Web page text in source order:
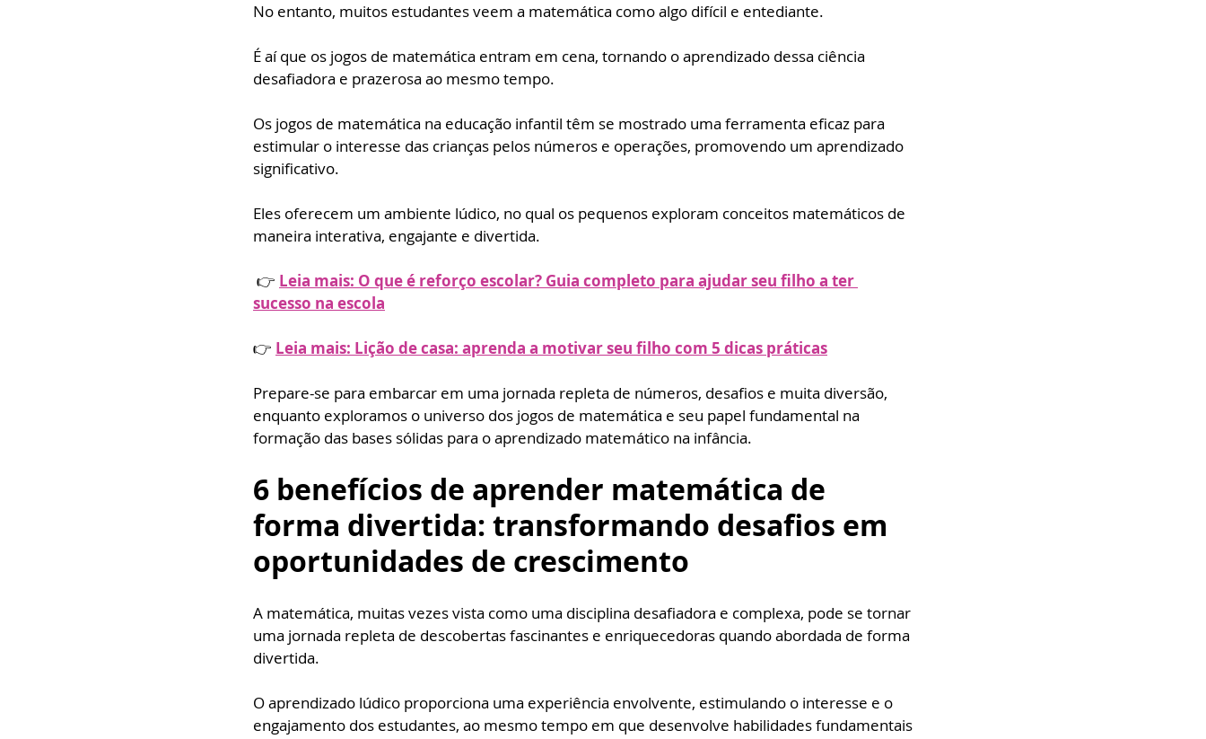
No entanto, muitos estudantes veem a matemática como algo difícil e entediante.
É aí que os jogos de matemática entram em cena, tornando o aprendizado dessa ciência
desafiadora e prazerosa ao mesmo tempo.
Os jogos de matemática na educação infantil têm se mostrado uma ferramenta eficaz para
estimular o interesse das crianças pelos números e operações, promovendo um aprendizado
significativo.
Eles oferecem um ambiente lúdico, no qual os pequenos exploram conceitos matemáticos de
maneira interativa, engajante e divertida.
👉 Leia mais: O que é reforço escolar? Guia completo para ajudar seu filho a ter
sucesso na escola
👉 Leia mais: Lição de casa: aprenda a motivar seu filho com 5 dicas práticas
Prepare-se para embarcar em uma jornada repleta de números, desafios e muita diversão,
enquanto exploramos o universo dos jogos de matemática e seu papel fundamental na
formação das bases sólidas para o aprendizado matemático na infância.
6 benefícios de aprender matemática de
forma divertida: transformando desafios em
oportunidades de crescimento
A matemática, muitas vezes vista como uma disciplina desafiadora e complexa, pode se tornar
uma jornada repleta de descobertas fascinantes e enriquecedoras quando abordada de forma
divertida.
O aprendizado lúdico proporciona uma experiência envolvente, estimulando o interesse e o
engajamento dos estudantes, ao mesmo tempo em que desenvolve habilidades fundamentais